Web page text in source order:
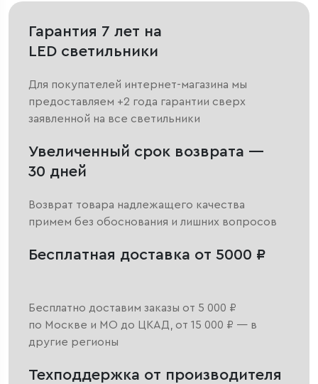
Гарантия 7 лет на
LED светильники
Для покупателей интернет-магазина мы
предоставляем +2 года гарантии сверх
заявленной на все светильники
Увеличенный срок возврата —
30 дней
Возврат товара надлежащего качества
примем без обоснования и лишних вопросов
Бесплатная доставка от 5000 ₽
Бесплатно доставим заказы от 5 000 ₽
по Москве и МО до ЦКАД, от 15 000 ₽ — в
другие регионы
Техподдержка от производителя